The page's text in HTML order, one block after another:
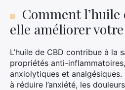
Comment
elle améliorer
L’huile de CBD contribue à la
propriétés anti-
anxiolytiques et
à réduire l’anxiété, les